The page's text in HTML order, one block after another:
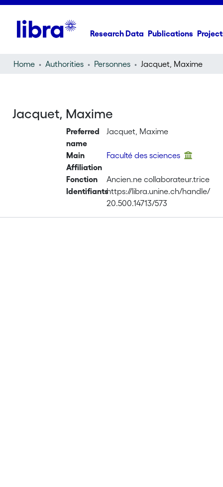
Research Data Publications
Home Authorities Personnes Jacquet, Maxime
Jacquet, Maxime
Preferred
name
Jacquet, Maxime
Main
Affiliation
Faculté des sciences
Fonction
Ancien.ne collaborateur.trice
Identifiantshttps://libra.unine.ch/handle/
20.500.14713/573